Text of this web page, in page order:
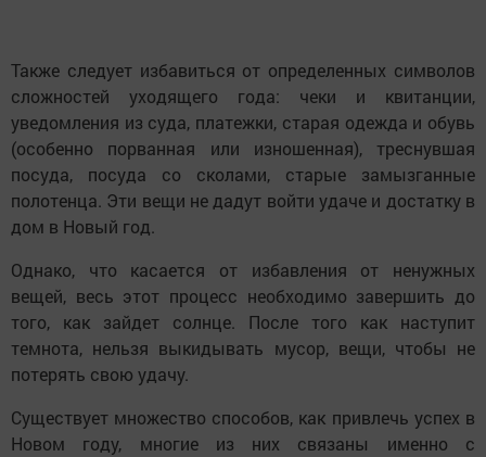
Также следует избавиться от определенных символов
сложностей уходящего года: чеки и квитанции,
уведомления из суда, платежки, старая одежда и обувь
(особенно порванная или изношенная), треснувшая
посуда, посуда со сколами, старые замызганные
полотенца. Эти вещи не дадут войти удаче и достатку в
дом в Новый год.
Однако, что касается от избавления от ненужных
вещей, весь этот процесс необходимо завершить до
того, как зайдет солнце. После того как наступит
темнота, нельзя выкидывать мусор, вещи, чтобы не
потерять свою удачу.
Существует множество способов, как привлечь успех в
Новом году, многие из них связаны именно с